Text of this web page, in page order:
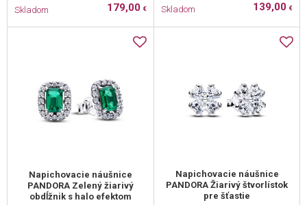
Skladom 179,00 € Skladom 139,00 €
Napichovacie náušnice
PANDORA Zelený žiarivý
obdĺžnik s halo efektom
Napichovacie náušnice
PANDORA Žiarivý štvorlístok
pre šťastie